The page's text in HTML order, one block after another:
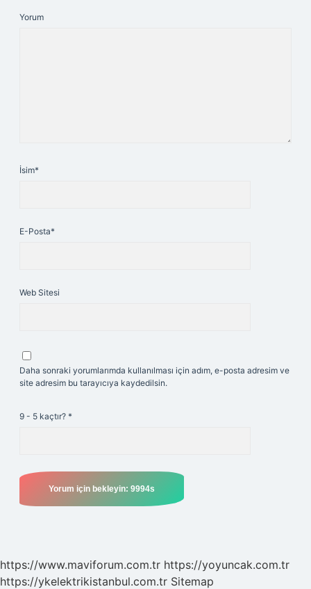
Yorum
İsim*
E-Posta*
Web Sitesi
Daha sonraki yorumlarımda kullanılması için adım, e-posta adresim ve
site adresim bu tarayıcıya kaydedilsin.
9 - 5 kaçtır? *
https://www.maviforum.com.tr https://yoyuncak.com.tr
https://ykelektrikistanbul.com.tr Sitemap